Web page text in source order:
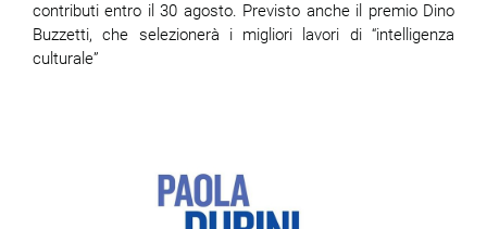
contributi entro il 30 agosto. Previsto anche il premio Dino
Buzzetti, che selezionerà i migliori lavori di “intelligenza
culturale”